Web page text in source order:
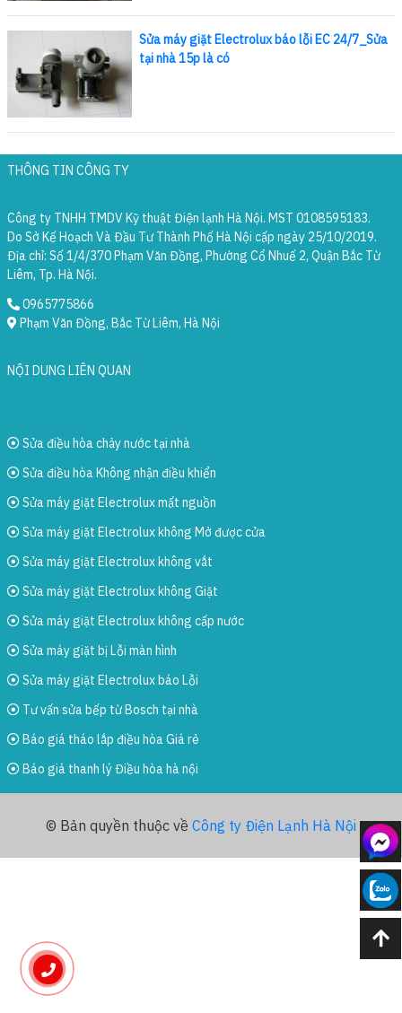
Sửa máy giặt Electrolux báo lỗi EC 24/7_Sửa
tại nhà 15p là có
THÔNG TIN CÔNG TY
Công ty TNHH TMDV Kỹ thuật Điện lạnh Hà Nội. MST 0108595183.
Do Sở Kế Hoạch Và Đầu Tư Thành Phố Hà Nội cấp ngày 25/10/2019.
Địa chỉ: Số 1/4/370 Phạm Văn Đồng, Phường Cổ Nhuế 2, Quận Bắc Từ
Liêm, Tp. Hà Nội.
0965775866
Phạm Văn Đồng, Bắc Từ Liêm, Hà Nội
NỘI DUNG LIÊN QUAN
Sửa điều hòa chảy nước tại nhà
Sửa điều hòa Không nhận điều khiển
Sửa máy giặt Electrolux mất nguồn
Sửa máy giặt Electrolux không Mở được cửa
Sửa máy giặt Electrolux không vắt
Sửa máy giặt Electrolux không Giặt
Sửa máy giặt Electrolux không cấp nước
Sửa máy giặt bị Lỗi màn hình
Sửa máy giặt Electrolux báo Lỗi
Tư vấn sửa bếp từ Bosch tại nhà
Báo giá tháo lắp điều hòa Giá rẻ
Báo giá thanh lý Điều hòa hà nội
© Bản quyền thuộc về Công ty Điện Lạnh Hà Nội